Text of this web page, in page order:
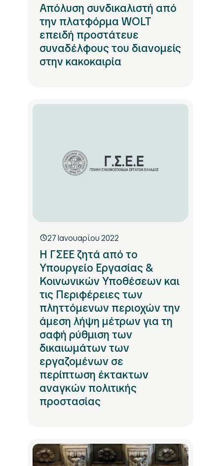
Απόλυση συνδικαλιστή από
την πλατφόρμα WOLT
επειδή προστάτευε
συναδέλφους του διανομείς
στην κακοκαιρία
27 Ιανουαρίου 2022
Η ΓΣΕΕ ζητά από το
Υπουργείο Εργασίας &
Κοινωνικών Υποθέσεων και
τις Περιφέρειες των
πληττόμενων περιοχών την
άμεση λήψη μέτρων για τη
σαφή ρύθμιση των
δικαιωμάτων των
εργαζομένων σε
περίπτωση έκτακτων
αναγκών πολιτικής
προστασίας